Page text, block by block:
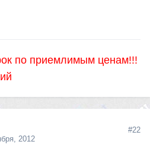
по приемлимым ценам!!!
2012
#22